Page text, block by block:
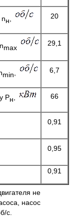
н
20
max
29,1
min
6,7
Pн 66
0,91
0,95
0,91
не
насос
с.